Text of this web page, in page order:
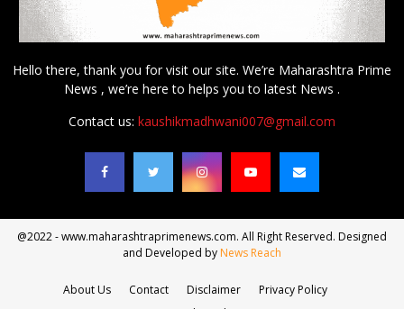
Hello there, thank you for visit our site. We’re Maharashtra Prime
News , we’re here to helps you to latest News .
Contact us: kaushikmadhwani007@gmail.com
@2022 - www.maharashtraprimenews.com. All Right Reserved. Designed
and Developed by News Reach
About Us Contact Disclaimer
Privacy Policy